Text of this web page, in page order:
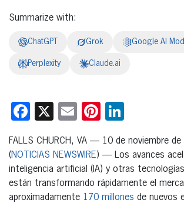
Summarize with:
ChatGPT Grok Google AI
Perplexity Claude.ai
Facebook
X EmailPinterest
FALLS CHURCH, VA — 10 de noviembre
(NOTICIAS NEWSWIRE) — Los avances
inteligencia artificial (IA) y otras
están transformando rápidamente el
aproximadamente 170 millones de nuevos